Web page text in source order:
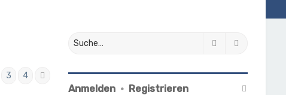
3 4 Nächste
Suche
Anmelden • Registrieren